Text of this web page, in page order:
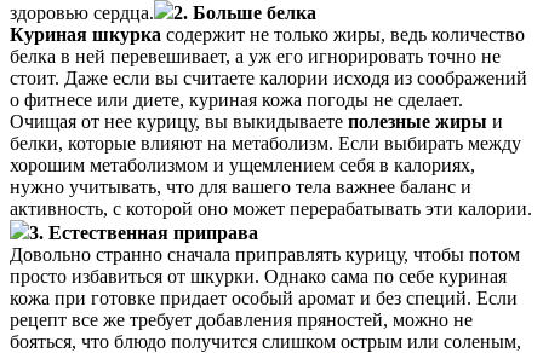
здоровью сердца.
2. Больше белка
Куриная шкурка содержит не только жиры, ведь количество
белка в ней перевешивает, а уж его игнорировать точно не
стоит. Даже если вы считаете калории исходя из соображений
о фитнесе или диете, куриная кожа погоды не сделает.
Очищая от нее курицу, вы выкидываете полезные жиры и
белки, которые влияют на метаболизм. Если выбирать между
хорошим метаболизмом и ущемлением себя в калориях,
нужно учитывать, что для вашего тела важнее баланс и
активность, с которой оно может перерабатывать эти калории.
3. Естественная приправа
Довольно странно сначала приправлять курицу, чтобы потом
просто избавиться от шкурки. Однако сама по себе куриная
кожа при готовке придает особый аромат и без специй. Если
рецепт все же требует добавления пряностей, можно не
бояться, что блюдо получится слишком острым или соленым,